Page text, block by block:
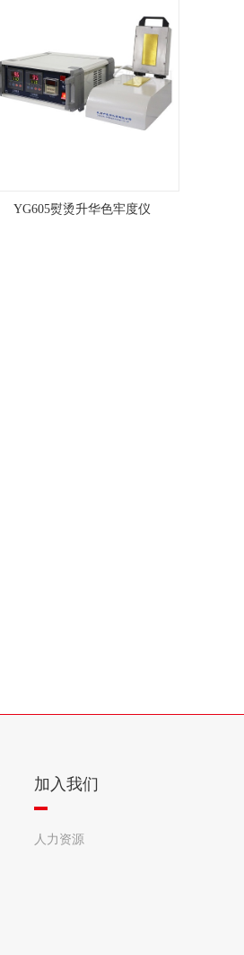
YG605熨烫升华色牢度仪
加入我们
人力资源